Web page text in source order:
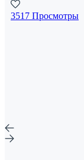
3517 Просмотры